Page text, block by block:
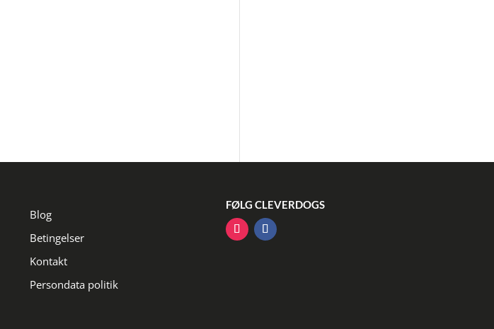
Blog
Betingelser
Kontakt
Persondata politik
FØLG CLEVERDOGS